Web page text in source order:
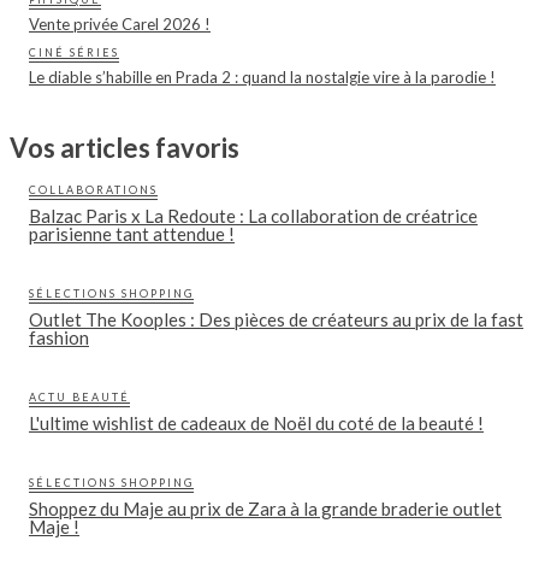
Vente privée Carel 2026 !
CINÉ SÉRIES
Le diable s’habille en Prada 2 : quand la nostalgie vire à la parodie !
Vos articles favoris
COLLABORATIONS
Balzac Paris x La Redoute : La collaboration de créatrice
parisienne tant attendue !
SÉLECTIONS SHOPPING
Outlet The Kooples : Des pièces de créateurs au prix de la fast
fashion
ACTU BEAUTÉ
L'ultime wishlist de cadeaux de Noël du coté de la beauté !
SÉLECTIONS SHOPPING
Shoppez du Maje au prix de Zara à la grande braderie outlet
Maje !